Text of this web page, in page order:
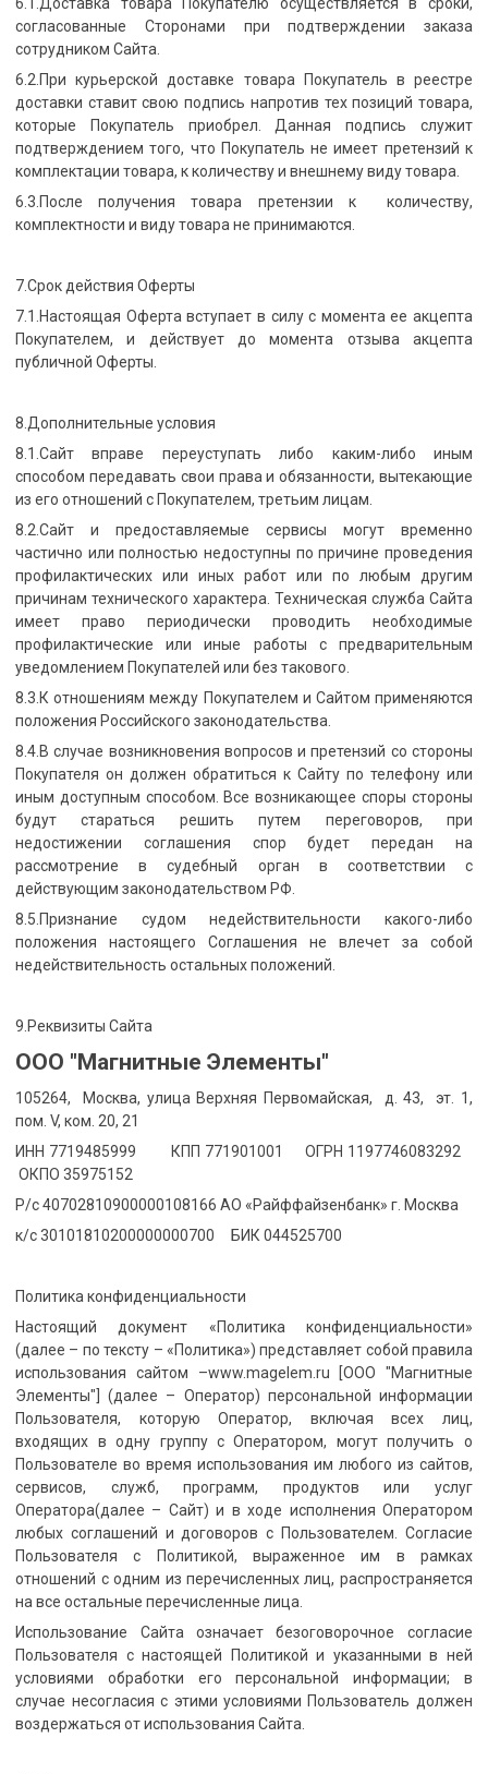
согласованные Сторонами при подтверждении заказа
сотрудником Сайта.
6.2.При курьерской доставке товара Покупатель в реестре
доставки ставит свою подпись напротив тех позиций товара,
которые Покупатель приобрел. Данная подпись служит
подтверждением того, что Покупатель не имеет претензий к
комплектации товара, к количеству и внешнему виду товара.
6.3.После получения товара претензии к количеству,
комплектности и виду товара не принимаются.
7.Срок действия Оферты
7.1.Настоящая Оферта вступает в силу с момента ее акцепта
Покупателем, и действует до момента отзыва акцепта
публичной Оферты.
8.Дополнительные условия
8.1.Сайт вправе переуступать либо каким-либо иным
способом передавать свои права и обязанности, вытекающие
из его отношений с Покупателем, третьим лицам.
8.2.Сайт и предоставляемые сервисы могут временно
частично или полностью недоступны по причине проведения
профилактических или иных работ или по любым другим
причинам технического характера. Техническая служба Сайта
имеет право периодически проводить необходимые
профилактические или иные работы с предварительным
уведомлением Покупателей или без такового.
8.3.К отношениям между Покупателем и Сайтом применяются
положения Российского законодательства.
8.4.В случае возникновения вопросов и претензий со стороны
Покупателя он должен обратиться к Сайту по телефону или
иным доступным способом. Все возникающее споры стороны
будут стараться решить путем переговоров, при
недостижении соглашения спор будет передан на
рассмотрение в судебный орган в соответствии с
действующим законодательством РФ.
8.5.Признание судом недействительности какого-либо
положения настоящего Соглашения не влечет за собой
недействительность остальных положений.
9.Реквизиты Сайта
ООО "Магнитные Элементы"
105264, Москва, улица Верхняя Первомайская, д. 43, эт. 1,
пом. V, ком. 20, 21
ИНН 7719485999 КПП 771901001 ОГРН 1197746083292
ОКПО 35975152
Р/с 40702810900000108166 АО «Райффайзенбанк» г. Москва
к/с 30101810200000000700 БИК 044525700
Политика конфиденциальности
Настоящий документ «Политика конфиденциальности»
(далее – по тексту – «Политика») представляет собой правила
использования сайтом –www.magelem.ru [ООО "Магнитные
Элементы"] (далее – Оператор) персональной информации
Пользователя, которую Оператор, включая всех лиц,
входящих в одну группу с Оператором, могут получить о
Пользователе во время использования им любого из сайтов,
сервисов, служб, программ, продуктов или услуг
Оператора(далее – Сайт) и в ходе исполнения Оператором
любых соглашений и договоров с Пользователем. Согласие
Пользователя с Политикой, выраженное им в рамках
отношений с одним из перечисленных лиц, распространяется
на все остальные перечисленные лица.
Использование Сайта означает безоговорочное согласие
Пользователя с настоящей Политикой и указанными в ней
условиями обработки его персональной информации; в
случае несогласия с этими условиями Пользователь должен
воздержаться от использования Сайта.